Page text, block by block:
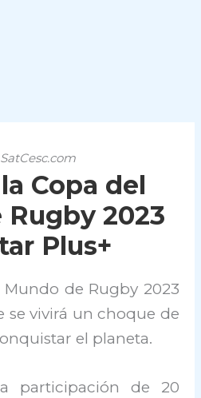
Copa del
2023
Plus+
Mundo de Rugby 2023
se vivirá un choque de
el planeta.
participación de 20